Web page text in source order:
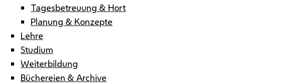
Tagesbetreuung & Hort
Planung & Konzepte
Lehre
Studium
Weiterbildung
Büchereien & Archive